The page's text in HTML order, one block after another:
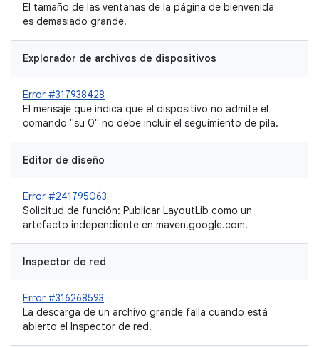
El tamaño de las ventanas de la página de bienvenida
es demasiado grande.
Explorador de archivos de dispositivos
Error #317938428
El mensaje que indica que el dispositivo no admite el
comando "su 0" no debe incluir el seguimiento de pila.
Editor de diseño
Error #241795063
Solicitud de función: Publicar LayoutLib como un
artefacto independiente en maven.google.com.
Inspector de red
Error #316268593
La descarga de un archivo grande falla cuando está
abierto el Inspector de red.